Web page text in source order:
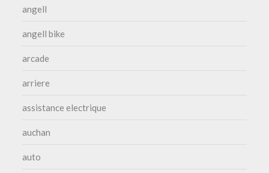
angell
angell bike
arcade
arriere
assistance electrique
auchan
auto